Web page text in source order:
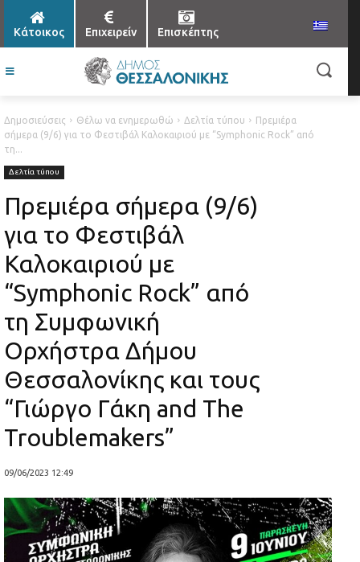
Κάτοικος Επιχειρείν Επισκέπτης
Δημοσιεύσεις Θέλω να ενημερωθώ Δελτία τύπου
Πρεμιέρα
σήμερα (9/6) για το Φεστιβάλ Καλοκαιριού με “Symphonic Rock” από
τη...
Δελτία τύπου
Πρεμιέρα σήμερα (9/6)
για το Φεστιβάλ
Καλοκαιριού με
“Symphonic Rock” από
τη Συμφωνική
Ορχήστρα Δήμου
Θεσσαλονίκης και τους
“Γιώργο Γάκη and The
Troublemakers”
09/06/2023 12:49